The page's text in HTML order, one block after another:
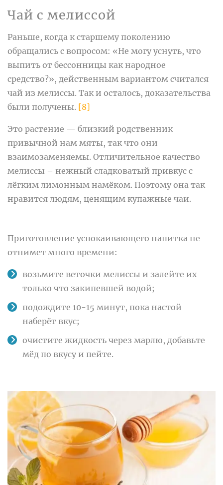
Чай с мелиссой
Раньше, когда к старшему поколению
обращались с вопросом: «Не могу уснуть, что
выпить от бессонницы как народное
средство?», действенным вариантом считался
чай из мелиссы. Так и осталось, доказательства
были получены. [8]
Это растение — близкий родственник
привычной нам мяты, так что они
взаимозаменяемы. Отличительное качество
мелиссы – нежный сладковатый привкус с
лёгким лимонным намёком. Поэтому она так
нравится людям, ценящим купажные чаи.
Приготовление успокаивающего напитка не
отнимет много времени:
возьмите веточки мелиссы и залейте их
только что закипевшей водой;
подождите 10-15 минут, пока настой
наберёт вкус;
очистите жидкость через марлю, добавьте
мёд по вкусу и пейте.